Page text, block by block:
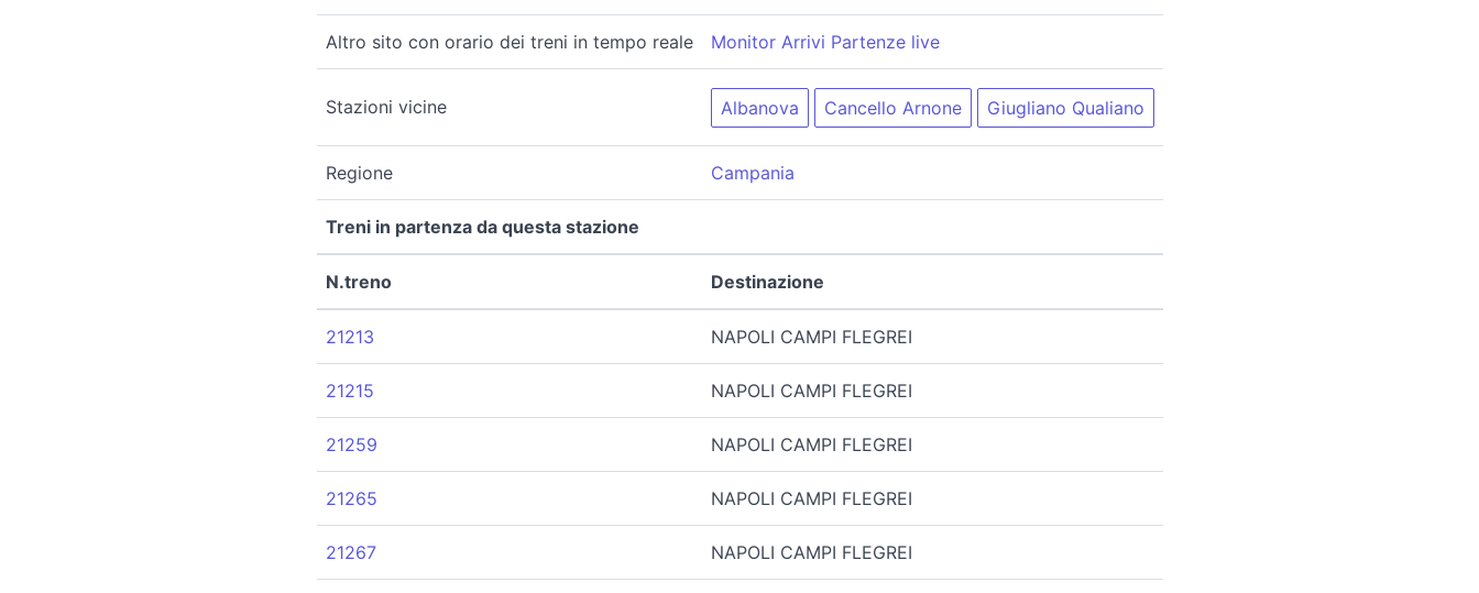
Altro sito con orario dei treni in tempo reale Monitor Arrivi Partenze live
Stazioni vicine Albanova Cancello Arnone Giugliano Qualiano
Regione Campania
Treni in partenza da questa stazione
N.treno Destinazione
21213 NAPOLI CAMPI FLEGREI
21215 NAPOLI CAMPI FLEGREI
21259 NAPOLI CAMPI FLEGREI
21265 NAPOLI CAMPI FLEGREI
21267 NAPOLI CAMPI FLEGREI